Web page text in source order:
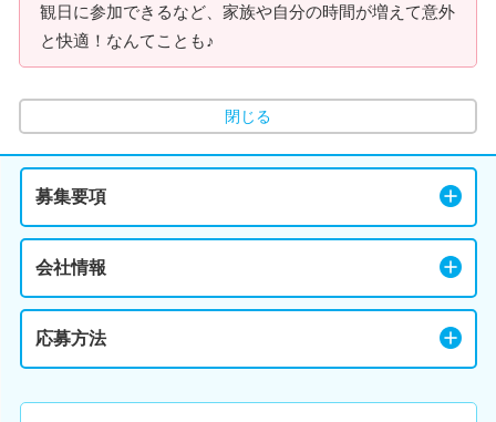
観日に参加できるなど、家族や自分の時間が増えて意外
と快適！なんてことも♪
閉じる
募集要項
会社情報
応募方法